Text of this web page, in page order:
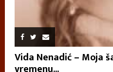
Vida Nenadić – Moja